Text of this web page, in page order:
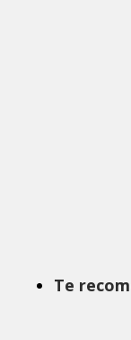
Te